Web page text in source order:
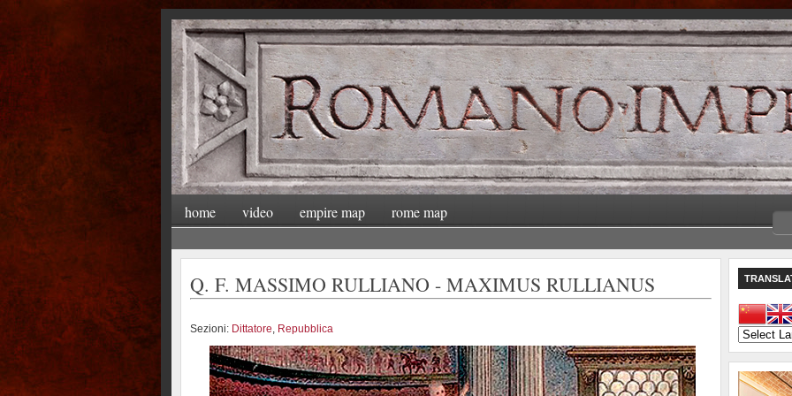
home video empire map rome map
Q. F. MASSIMO RULLIANO - MAXIMUS RULLIANUS
Sezioni: Dittatore, Repubblica